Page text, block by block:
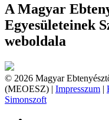
A Magyar
Egyesületeinek
weboldala
© 2026 Magyar
(MEOESZ) | Impresszum |
Simonszoft